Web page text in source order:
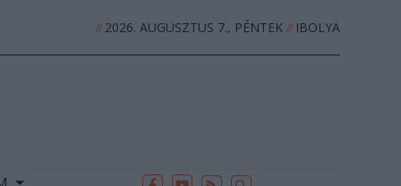
//2026. AUGUSZTUS 7., PÉNTEK //IBOLYA
ARCHÍVUM